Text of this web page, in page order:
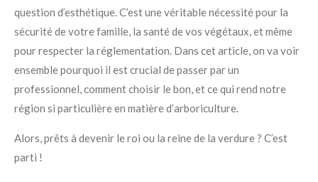
question d’esthétique. C’est une véritable nécessité pour la
sécurité de votre famille, la santé de vos végétaux, et même
pour respecter la réglementation. Dans cet article, on va voir
ensemble pourquoi il est crucial de passer par un
professionnel, comment choisir le bon, et ce qui rend notre
région si particulière en matière d’arboriculture.
Alors, prêts à devenir le roi ou la reine de la verdure ? C’est
parti !